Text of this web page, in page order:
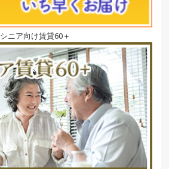
シニア向け賃貸60＋